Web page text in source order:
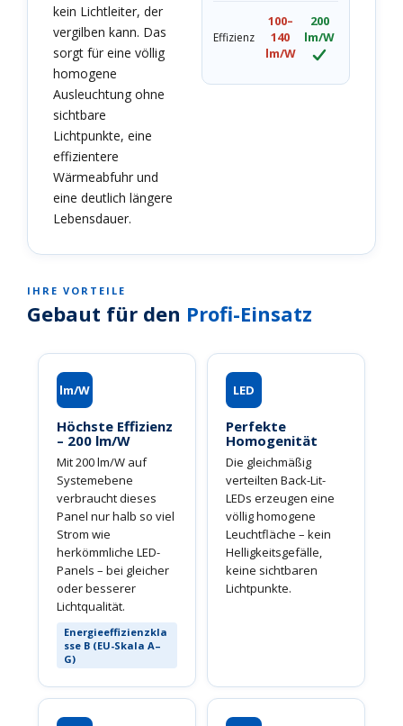
kein Lichtleiter, der
vergilben kann. Das
sorgt für eine völlig
homogene
Ausleuchtung ohne
sichtbare
Lichtpunkte, eine
effizientere
Wärmeabfuhr und
eine deutlich längere
Lebensdauer.
Effizienz
100–
140
lm/W
200
lm/W
IHRE VORTEILE
Gebaut für den Profi-Einsatz
lm/W
Höchste Effizienz
– 200 lm/W
Mit 200 lm/W auf
Systemebene
verbraucht dieses
Panel nur halb so viel
Strom wie
herkömmliche LED-
Panels – bei gleicher
oder besserer
Lichtqualität.
Energieeffizienzkla
sse B (EU-Skala A–
G)
LED
Perfekte
Homogenität
Die gleichmäßig
verteilten Back-Lit-
LEDs erzeugen eine
völlig homogene
Leuchtfläche – kein
Helligkeitsgefälle,
keine sichtbaren
Lichtpunkte.